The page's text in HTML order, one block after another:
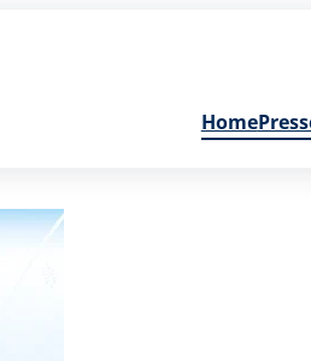
Home